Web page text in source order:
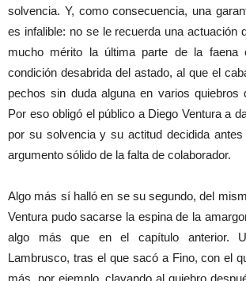
solvencia. Y, como consecuencia, una
es infalible: no se le recuerda una actuación
mucho mérito la última parte de la faena
condición desabrida del astado, al que el
pechos sin duda alguna en varios quiebros
Por eso obligó el público a Diego Ventura a
por su solvencia y su actitud decidida
argumento sólido de la falta de colaborador.
Algo más sí halló en se su segundo, del
Ventura pudo sacarse la espina de la
algo más que en el capítulo anterior.
Lambrusco, tras el que sacó a Fino, con el
más, por ejemplo, clavando al quiebro